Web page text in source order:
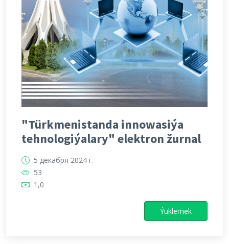
"Türkmenistanda innowasiýa
tehnologiýalary" elektron žurnal
5 декабря 2024 г.
53
1,0
Ýüklemek